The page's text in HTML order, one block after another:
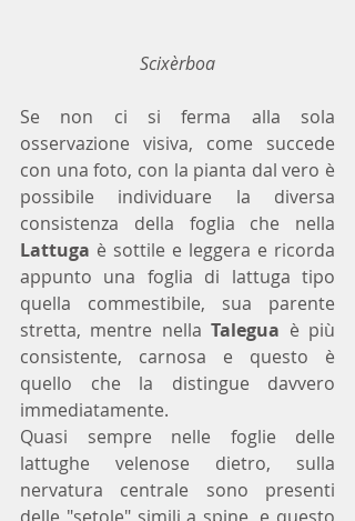
Scixèrboa
Se non ci si ferma alla sola
osservazione visiva, come succede
con una foto, con la pianta dal vero è
possibile individuare la diversa
Lattuga è sottile e leggera e ricorda
appunto una foglia di lattuga tipo
quella commestibile, sua parente
stretta, mentre nella Talegua è più
consistente, carnosa e questo è
quello che la distingue davvero
immediatamente.
Quasi sempre nelle foglie delle
lattughe velenose dietro, sulla
nervatura centrale sono presenti
delle "setole" simili a spine, e questo